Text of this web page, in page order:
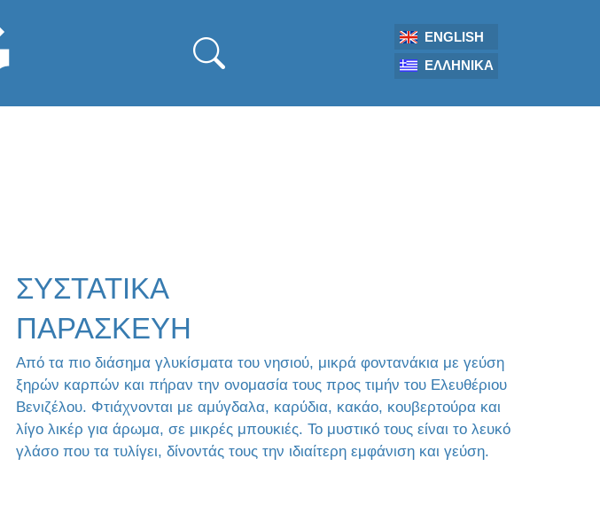
ENGLISH
ΕΛΛΗΝΙΚΆ
ΣΥΣΤΑΤΙΚΑ
ΠΑΡΑΣΚΕΥΗ
Από τα πιο διάσημα γλυκίσματα του νησιού, μικρά φοντανάκια με γεύση
ξηρών καρπών και πήραν την ονομασία τους προς τιμήν του Ελευθέριου
Βενιζέλου. Φτιάχνονται με αμύγδαλα, καρύδια, κακάο, κουβερτούρα και
λίγο λικέρ για άρωμα, σε μικρές μπουκιές. Το μυστικό τους είναι το λευκό
γλάσο που τα τυλίγει, δίνοντάς τους την ιδιαίτερη εμφάνιση και γεύση.